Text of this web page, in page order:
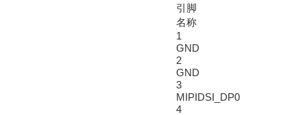
引脚
名称
1
GND
2
GND
3
MIPIDSI_DP0
4